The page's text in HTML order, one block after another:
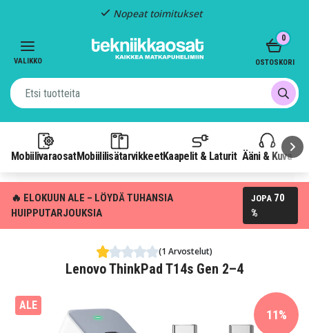
Nopeat toimitukset
VALIKKO
MobiilivaraosatMobiililisätarvikkeetKaapelit & Laturit Ääni & Kuva
0
OSTOSKORI
🔥 ELOKUUN ALE – LÖYDÄ TUHANSIA
HUIPPUTARJOUKSIA
JOPA 70
%
(1 Arvostelut)
Lenovo ThinkPad T14s Gen 2–4
ALE
11%